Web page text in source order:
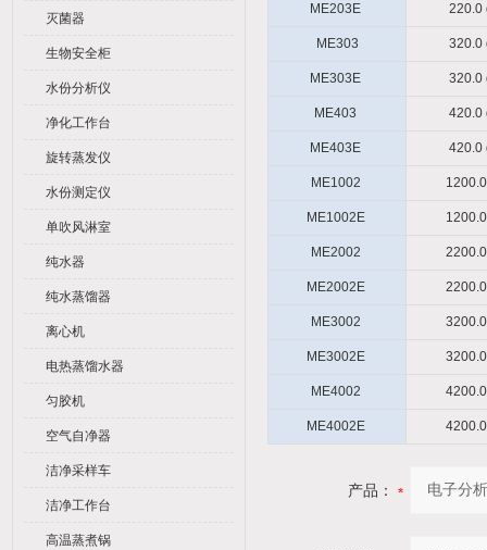
灭菌器
生物安全柜
水份分析仪
净化工作台
旋转蒸发仪
水份测定仪
单吹风淋室
纯水器
纯水蒸馏器
离心机
电热蒸馏水器
匀胶机
空气自净器
洁净采样车
洁净工作台
高温蒸煮锅
ME203E 220.0
ME303 320.0
ME303E 320.0
ME403 420.0
ME403E 420.0
ME1002
ME1002E
ME2002
ME2002E
ME3002
ME3002E
ME4002
ME4002E
产品：